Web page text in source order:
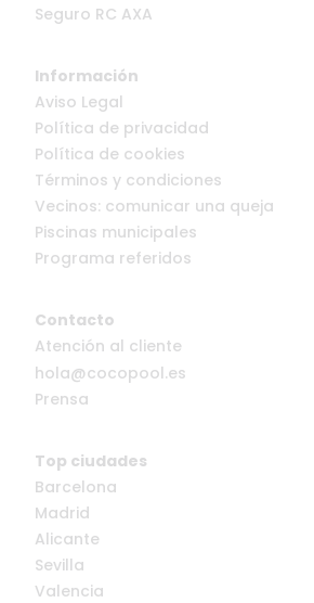
Seguro RC AXA
Información
Aviso Legal
Política de privacidad
Política de cookies
Términos y condiciones
Vecinos: comunicar una queja
Piscinas municipales
Programa referidos
Contacto
Atención al cliente
hola@cocopool.es
Prensa
Top ciudades
Barcelona
Madrid
Alicante
Sevilla
Valencia